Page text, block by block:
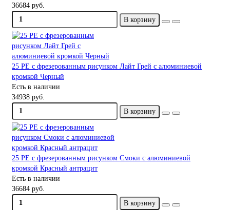
36684 руб.
В корзину
25 PE с фрезерованным рисунком Лайт Грей с алюминиевой
кромкой Черный
Есть в наличии
34938 руб.
В корзину
25 PE с фрезерованным рисунком Смоки с алюминиевой
кромкой Красный антрацит
Есть в наличии
36684 руб.
В корзину